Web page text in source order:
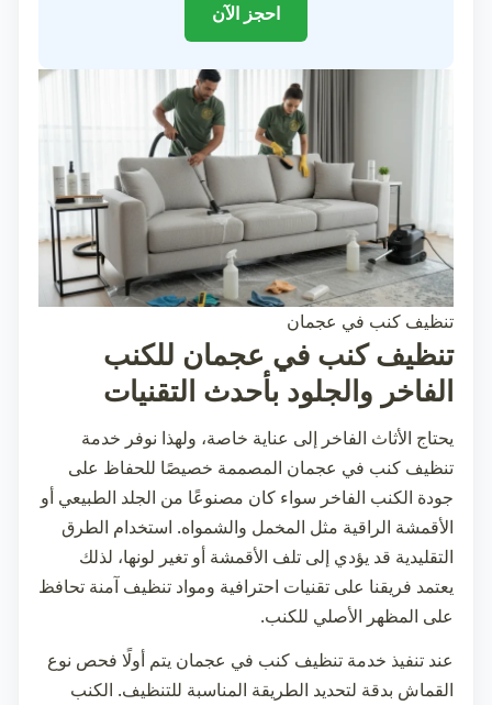
احجز الآن
تنظيف كنب في عجمان
تنظيف كنب في عجمان للكنب
الفاخر والجلود بأحدث التقنيات
يحتاج الأثاث الفاخر إلى عناية خاصة، ولهذا نوفر خدمة
تنظيف كنب في عجمان المصممة خصيصًا للحفاظ على
جودة الكنب الفاخر سواء كان مصنوعًا من الجلد الطبيعي أو
الأقمشة الراقية مثل المخمل والشمواه. استخدام الطرق
التقليدية قد يؤدي إلى تلف الأقمشة أو تغير لونها، لذلك
يعتمد فريقنا على تقنيات احترافية ومواد تنظيف آمنة تحافظ
على المظهر الأصلي للكنب.
عند تنفيذ خدمة تنظيف كنب في عجمان يتم أولًا فحص نوع
القماش بدقة لتحديد الطريقة المناسبة للتنظيف. الكنب